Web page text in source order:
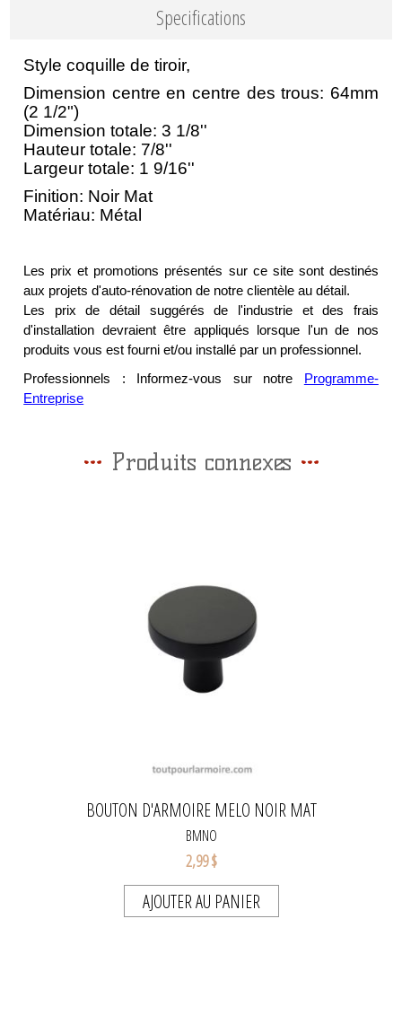
Specifications
Style coquille de tiroir,
Dimension centre en centre des trous: 64mm
(2 1/2")
Dimension totale: 3 1/8''
Hauteur totale: 7/8''
Largeur totale: 1 9/16''
Finition: Noir Mat
Matériau: Métal
Les prix et promotions présentés sur ce site sont destinés
aux projets d'auto-rénovation de notre clientèle au détail.
Les prix de détail suggérés de l'industrie et des frais
d'installation devraient être appliqués lorsque l'un de nos
produits vous est fourni et/ou installé par un professionnel.
Professionnels : Informez-vous sur notre
Programme-
Entreprise
Produits connexes
BOUTON D'ARMOIRE MELO NOIR MAT
BMNO
2,99 $
AJOUTER AU PANIER